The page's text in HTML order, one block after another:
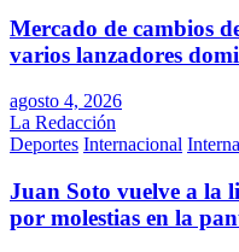
Mercado de cambios
varios lanzadores
agosto 4, 2026
La Redacción
Deportes Internacional
Juan Soto vuelve a la
por molestias en la